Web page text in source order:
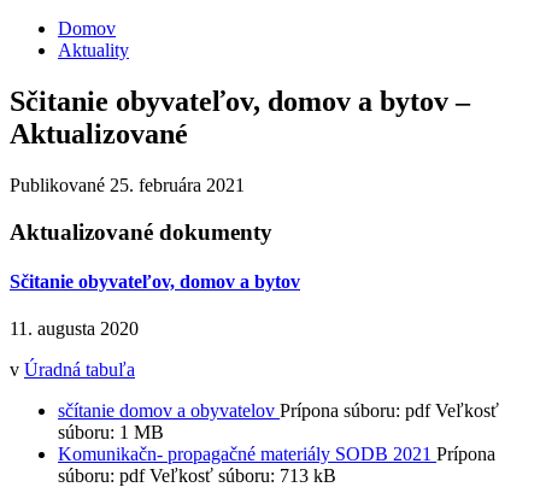
Domov
Aktuality
Sčitanie obyvateľov, domov a bytov –
Aktualizované
Publikované 25. februára 2021
Aktualizované dokumenty
Sčitanie obyvateľov, domov a bytov
11. augusta 2020
v Úradná tabuľa
sčítanie domov a obyvatelov Prípona súboru: pdf Veľkosť
súboru: 1 MB
Komunikačn- propagačné materiály SODB 2021 Prípona
súboru: pdf Veľkosť súboru: 713 kB